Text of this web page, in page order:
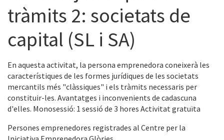
tràmits 2: societats de
capital (SL i SA)
En aquesta activitat, la persona emprenedora coneixerà les
característiques de les formes jurídiques de les societats
mercantils més "clàssiques" i els tràmits necessaris per
constituir-les. Avantatges i inconvenients de cadascuna
d'elles. Monosessió: 1 sessió de 3 hores Activitat gratuïta
Persones emprenedores registrades al Centre per la